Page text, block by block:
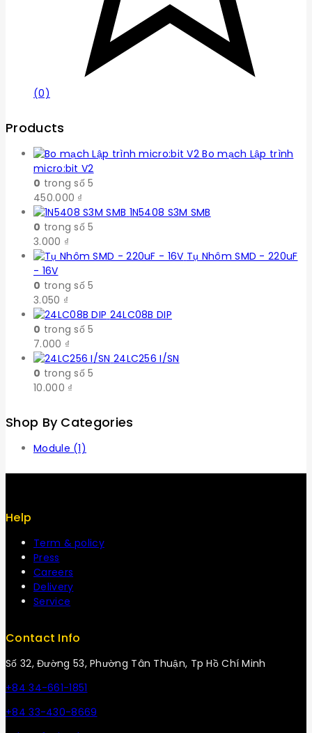
(0)
Products
Bo mạch Lập trình
micro:bit V2
0 trong số 5
450.000 ₫
1N5408 S3M SMB
0 trong số 5
3.000 ₫
Tụ Nhôm SMD - 220uF
- 16V
0 trong số 5
3.050 ₫
24LC08B DIP
0 trong số 5
7.000 ₫
24LC256 I/SN
0 trong số 5
10.000 ₫
Shop By Categories
Module (1)
Help
Term & policy
Press
Careers
Delivery
Service
Contact Info
Số 32, Đường 53, Phường Tân Thuận, Tp Hồ Chí Minh
+84 34-661-1851
+84 33-430-8669